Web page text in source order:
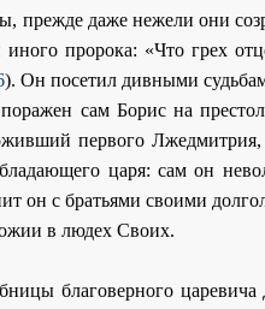
прежде даже нежели они
пророка: «Что грех
). Он посетил дивными
сам Борис на
первого
царя: сам он
он с братьями своими
в людех Своих.
благоверного